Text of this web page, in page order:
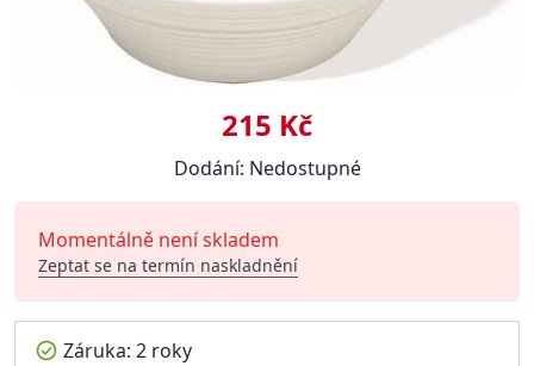
215 Kč
Dodání: Nedostupné
Momentálně není skladem
Zeptat se na termín naskladnění
Záruka: 2 roky